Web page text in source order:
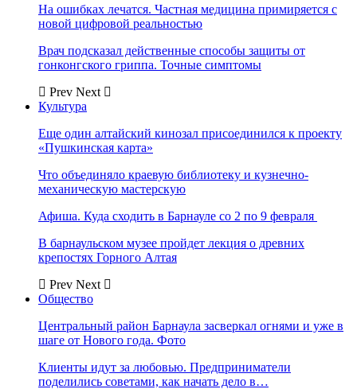
На ошибках лечатся. Частная медицина примиряется с
новой цифровой реальностью
Врач подсказал действенные способы защиты от
гонконгского гриппа. Точные симптомы
Prev Next
Культура
Еще один алтайский кинозал присоединился к проекту
«Пушкинская карта»
Что объединяло краевую библиотеку и кузнечно-
механическую мастерскую
Афиша. Куда сходить в Барнауле со 2 по 9 февраля
В барнаульском музее пройдет лекция о древних
крепостях Горного Алтая
Prev Next
Общество
Центральный район Барнаула засверкал огнями и уже в
шаге от Нового года. Фото
Клиенты идут за любовью. Предприниматели
поделились советами, как начать дело в…